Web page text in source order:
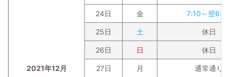
2021年12月
24日 金 7:10～翌
25日 土 休日
26日 日 休日
27日 月 通常通り